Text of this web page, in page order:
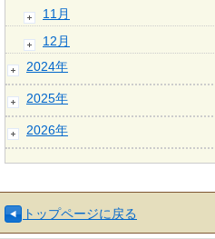
11月
12月
2024年
2025年
2026年
トップページに戻る